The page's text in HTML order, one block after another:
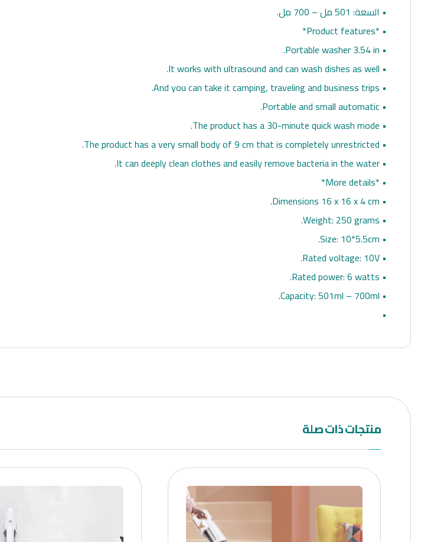
• السعة: 501 مل – 700 مل.
• *Product features*
• Portable washer 3.54 in.
• It works with ultrasound and can wash dishes as well.
• And you can take it camping, traveling and business trips.
• Portable and small automatic.
• The product has a 30-minute quick wash mode.
• The product has a very small body of 9 cm that is completely unrestricted.
• It can deeply clean clothes and easily remove bacteria in the water.
• *More details*
• Dimensions 16 x 16 x 4 cm.
• Weight: 250 grams.
• Size: 10*5.5cm.
• Rated voltage: 10V.
• Rated power: 6 watts.
• Capacity: 501ml – 700ml.
•
منتجات ذات صلة